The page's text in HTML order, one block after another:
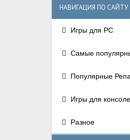
НАВИГАЦИЯ ПО САЙТУ
Игры для PC
Самые
Популярные
Игры для
Разное